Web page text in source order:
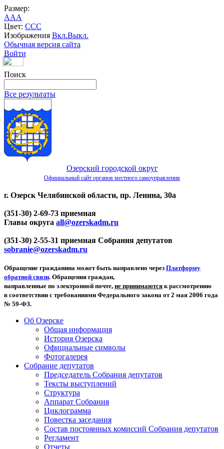
Размер:
AAA
Цвет: CCC
Изображения Вкл.Выкл.
Обычная версия сайта
Войти
Поиск
Все результаты
Озерский городской округ
Официальный сайт органов местного самоуправления
г. Озерск Челябинской области, пр. Ленина, 30а
(351-30) 2-69-73 приемная
Главы округа all@ozerskadm.ru
(351-30) 2-55-31 приемная Собрания депутатов
sobranie@ozerskadm.ru
Обращение гражданина может быть направлено через Платформу
обратной связи. Обращения граждан,
направленные по электронной почте, не принимаются к рассмотрению
в соответствии с требованиями Федерального закона от 2 мая 2006 года
№ 59-ФЗ.
Об Озерске
Общая информация
История Озерска
Официальные символы
Фотогалерея
Собрание депутатов
Председатель Собрания депутатов
Тексты выступлений
Структура
Аппарат Собрания
Циклограмма
Повестка заседания
Состав постоянных комиссий Собрания депутатов
Регламент
Отчеты